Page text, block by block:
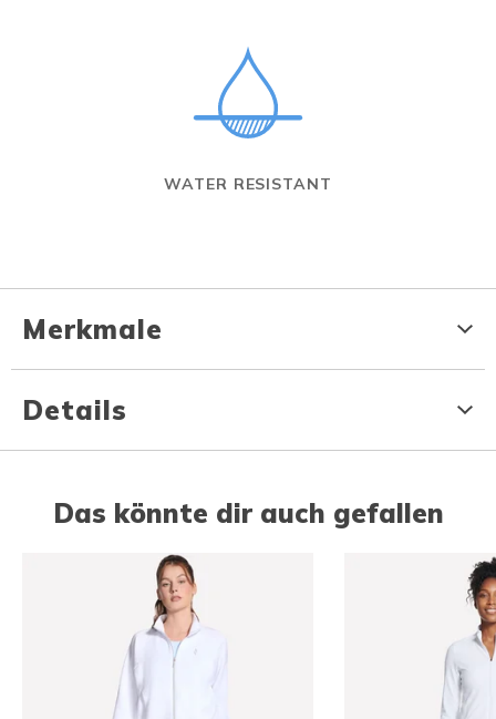
WATER RESISTANT
Merkmale
Details
Das könnte dir auch gefallen